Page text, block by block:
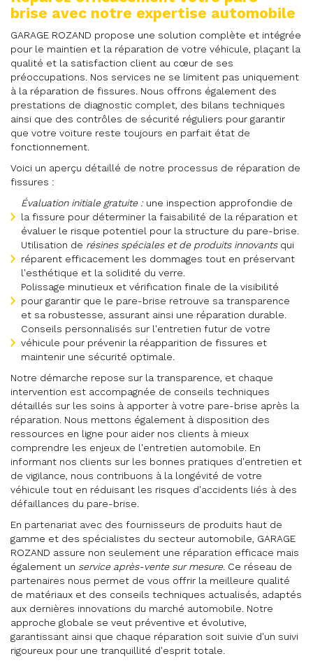
brise avec notre expertise automobile
GARAGE ROZAND propose une solution complète et intégrée
pour le maintien et la réparation de votre véhicule, plaçant la
qualité et la satisfaction client au cœur de ses
préoccupations. Nos services ne se limitent pas uniquement
à la réparation de fissures. Nous offrons également des
prestations de diagnostic complet, des bilans techniques
ainsi que des contrôles de sécurité réguliers pour garantir
que votre voiture reste toujours en parfait état de
fonctionnement.
Voici un aperçu détaillé de notre processus de réparation de
fissures :
Évaluation initiale gratuite : une inspection approfondie de
la fissure pour déterminer la faisabilité de la réparation et
évaluer le risque potentiel pour la structure du pare-brise.
Utilisation de résines spéciales et de produits innovantsqui
réparent efficacement les dommages tout en préservant
l'esthétique et la solidité du verre.
Polissage minutieux et vérification finale de la visibilité
pour garantir que le pare-brise retrouve sa transparence
et sa robustesse, assurant ainsi une réparation durable.
Conseils personnalisés sur l'entretien futur de votre
véhicule pour prévenir la réapparition de fissures et
maintenir une sécurité optimale.
Notre démarche repose sur la transparence, et chaque
intervention est accompagnée de conseils techniques
détaillés sur les soins à apporter à votre pare-brise après la
réparation. Nous mettons également à disposition des
ressources en ligne pour aider nos clients à mieux
comprendre les enjeux de l'entretien automobile. En
informant nos clients sur les bonnes pratiques d'entretien et
de vigilance, nous contribuons à la longévité de votre
véhicule tout en réduisant les risques d'accidents liés à des
défaillances du pare-brise.
En partenariat avec des fournisseurs de produits haut de
gamme et des spécialistes du secteur automobile, GARAGE
ROZAND assure non seulement une réparation efficace mais
également un service après-vente sur mesure. Ce réseau de
partenaires nous permet de vous offrir la meilleure qualité
de matériaux et des conseils techniques actualisés, adaptés
aux dernières innovations du marché automobile. Notre
approche globale se veut préventive et évolutive,
garantissant ainsi que chaque réparation soit suivie d'un suivi
rigoureux pour une tranquillité d'esprit totale.